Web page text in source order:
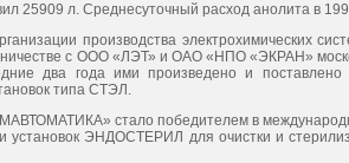
25909 л. Среднесуточный расход анолита в
производства электрохимических
с ООО «ЛЭТ» и ОАО «НПО «ЭКРАН»
два года ими произведено и поставлено
типа СТЭЛ.
стало победителем в
установок ЭНДОСТЕРИЛ для очистки и